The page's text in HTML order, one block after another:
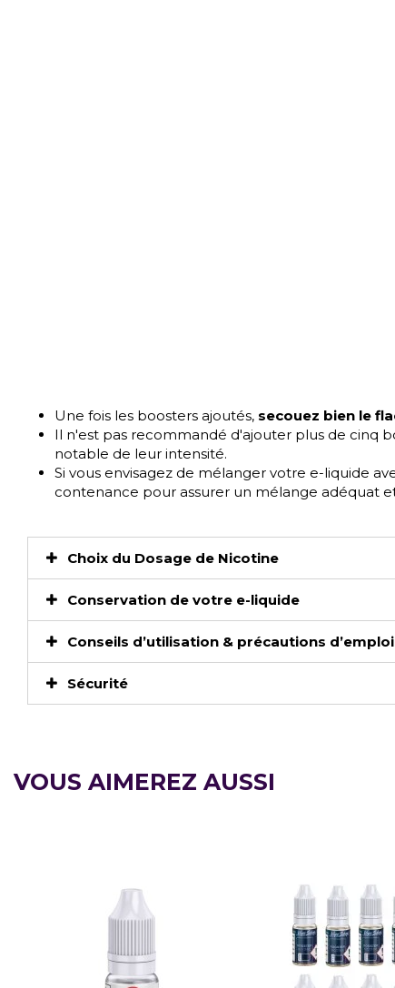
Une fois les boosters ajoutés, secouez bien le
Il n'est pas recommandé d'ajouter plus de cinq
notable de leur intensité.
Si vous envisagez de mélanger votre e-liquide
contenance pour assurer un mélange adéquat
Choix du Dosage de Nicotine
Conservation de votre e-liquide
Conseils d’utilisation & précautions d’emploi
Sécurité
VOUS AIMEREZ AUSSI